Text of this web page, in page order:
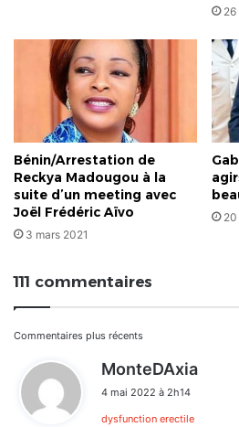
26
Bénin/Arrestation de
Reckya Madougou à la
suite d’un meeting avec
Joël Frédéric Aïvo
3 mars 2021
111 commentaires
Navigation
dans
les
Commentaires plus récents
MonteDAxia
4 mai 2022 à 2h14
dysfunction erectile